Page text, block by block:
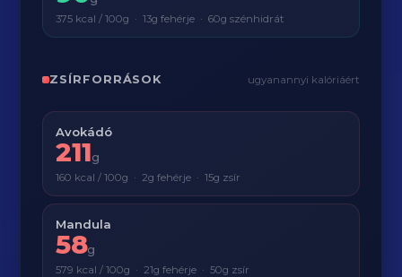
375 kcal / 100g · 13g fehérje · 60g szénhidrát
ZSÍRFORRÁSOK ugyanannyi kalóriáért
Avokádó
211g
160 kcal / 100g · 2g fehérje · 15g zsír
Mandula
58g
579 kcal / 100g · 21g fehérje · 50g zsír